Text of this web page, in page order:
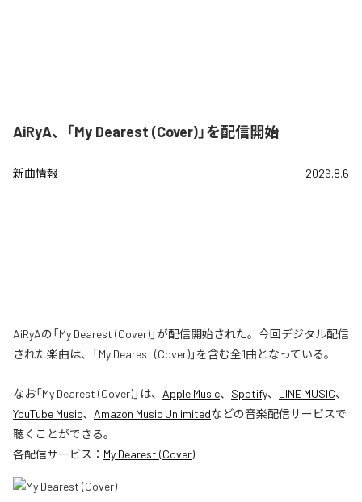
AiRyA、「My Dearest (Cover)」を配信開始
新曲情報 2026.8.6
AiRyAの「My Dearest (Cover)」が配信開始された。今回デジタル配信
された楽曲は、「My Dearest (Cover)」を含む全1曲となっている。
なお「My Dearest (Cover)」は、 Apple Music、 Spotify、 LINE MUSIC、
YouTube Music、 Amazon Music Unlimitedなどの音楽配信サービスで
聴くことができる。
各配信サービス： My Dearest (Cover)